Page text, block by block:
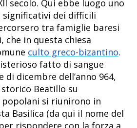
secolo. Qui ebbe luogo uno
significativi dei difficili
tra famiglie baresi
che in questa chiesa
culto greco-bizantino.
fatto di sangue
di dicembre dell’anno 964,
Beatillo su
si riunirono in
Basilica (da qui il nome del
rispondere con la forza a